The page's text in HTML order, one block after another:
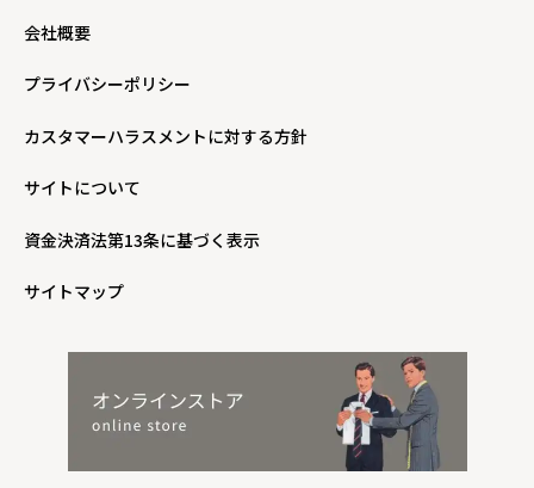
会社概要
プライバシーポリシー
カスタマーハラスメントに対する方針
サイトについて
資金決済法第13条に基づく表示
サイトマップ